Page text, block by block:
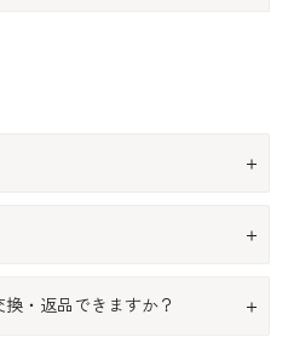
・返品できますか？